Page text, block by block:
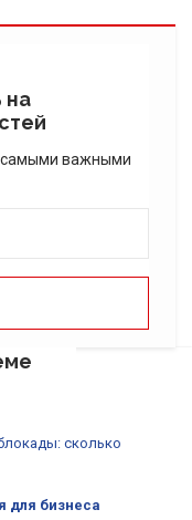
на
самыми важными
сколько
для бизнеса